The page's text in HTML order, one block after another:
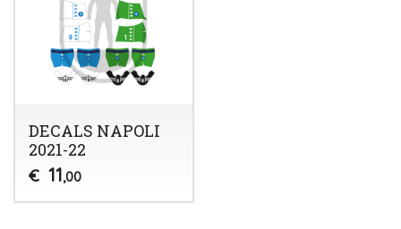
DECALS NAPOLI
2021-22
€ 11,00